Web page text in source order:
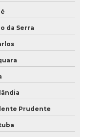
da Serra
Prudente